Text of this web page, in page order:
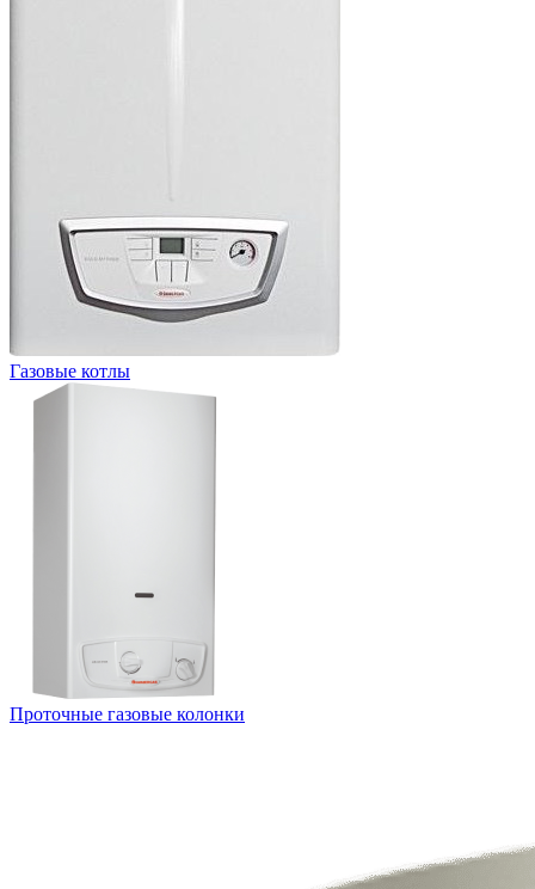
Газовые котлы
Проточные газовые колонки